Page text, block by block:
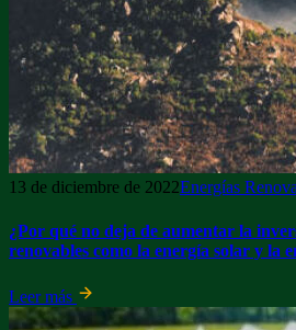
13 de diciembre de 2022Energías
¿Por qué no deja de aumentar la
renovables como la energía solar y la
Leer más